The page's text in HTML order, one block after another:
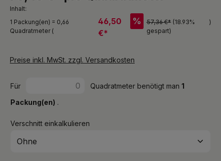
Inhalt:
1 Packung(en) = 0,66
Quadratmeter (
46,50
€*
% 57,36 €* (18.93%
gespart)
)
Preise inkl. MwSt. zzgl. Versandkosten
Für Quadratmeter benötigt man 1
Packung(en) .
Verschnitt einkalkulieren